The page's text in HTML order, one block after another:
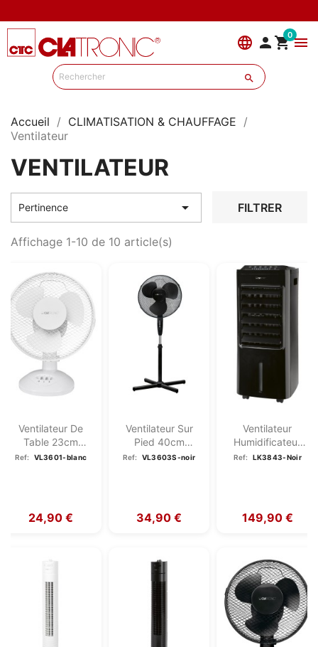
language  0menu

Accueil
CLIMATISATION & CHAUFFAGE
Ventilateur
VENTILATEUR
Pertinence  FILTRER
Affichage 1-10 de 10 article(s)
Ventilateur De
Table 23cm
Clatronic VL 3601
Ref: VL3601-blanc
24,90 €
Ventilateur Sur
Pied 40cm
Clatronic VL
Ref: VL3603S-noir
34,90 €
Ventilateur
Humidificateur
Purificateur
Ref: LK3843-Noir
149,90 €